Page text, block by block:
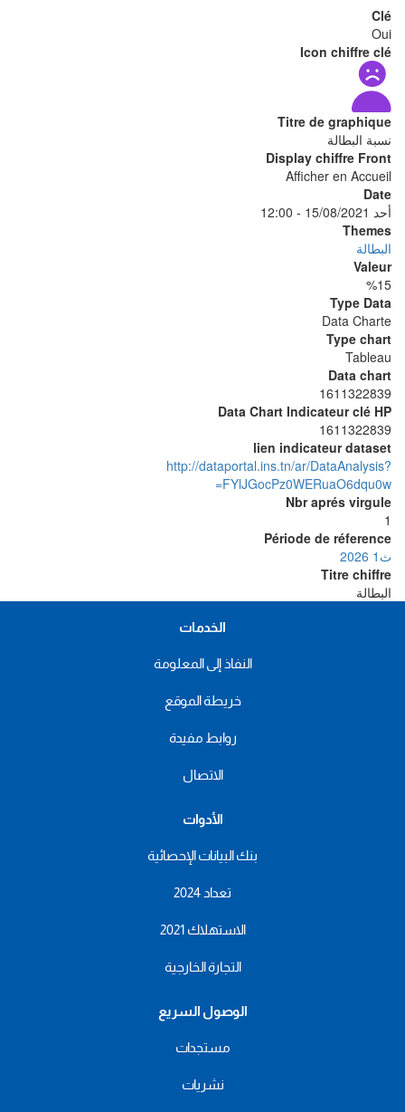
Clé
Oui
Icon chiffre clé
Titre de graphique
نسبة البطالة
Display chiffre Front
Afficher en Accueil
Date
أحد 15/08/2021 - 12:00
Themes
البطالة
Valeur
%15
Type Data
Data Charte
Type chart
Tableau
Data chart
1611322839
Data Chart Indicateur clé HP
1611322839
lien indicateur dataset
http://dataportal.ins.tn/ar/DataAnalysis?
FYlJGocPz0WERuaO6dqu0w=
Nbr aprés virgule
1
Période de réference
ث1 2026
Titre chiffre
البطالة
الخدمات
النفاذ إلى المعلومة
خريطة الموقع
روابط مفيدة
الاتصال
الأدوات
بنك البيانات الإحصائية
تعداد 2024
الاستهلاك 2021
التجارة الخارجية
الوصول السريع
مستجدات
نشريات